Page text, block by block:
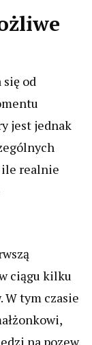
się od
jest jednak
ile realnie
ciągu kilku
W tym czasie
na pozew.